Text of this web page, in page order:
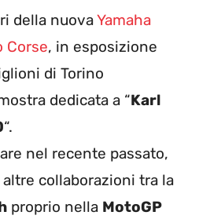
della nuovaYamaha
Corse, in esposizione
di Torino
dedicata a “Karl
“.
nel recente passato,
collaborazioni tra la
proprio nella MotoGP